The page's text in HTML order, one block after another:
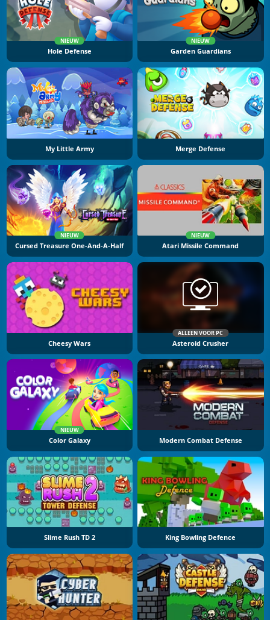
NIEUW
Hole Defense
NIEUW
Garden Guardians
My Little Army Merge Defense
NIEUW
Cursed Treasure One-And-A-Half
NIEUW
Atari Missile Command
Cheesy Wars
ALLEEN VOOR PC
Asteroid Crusher
NIEUW
Color Galaxy Modern Combat Defense
Slime Rush TD 2 King Bowling Defence